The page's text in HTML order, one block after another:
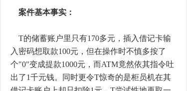
案件基本事实：
T的储蓄账户里只有170多元，插入借记卡输
入密码想取款100元，但在操作时不慎多按了
个"0"变成提款1000元，而ATM竟然依其指令吐
出了1千元钱。同时更令T惊奇的是柜员机在其